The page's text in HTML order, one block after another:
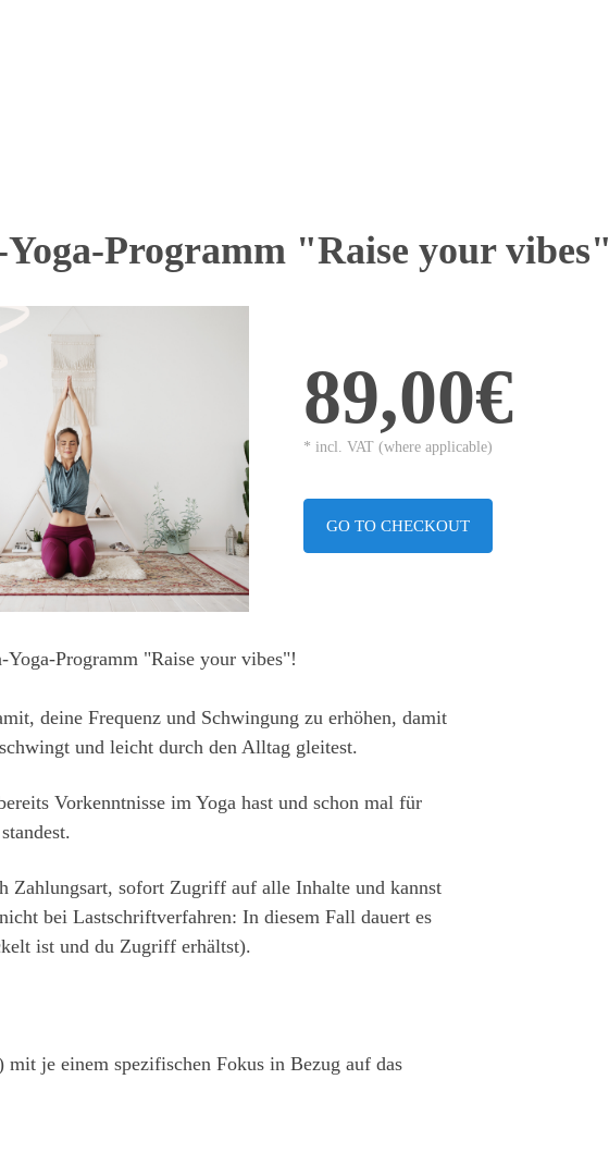
Programm "Raise your vibes"
89,00€
* incl. VAT (where applicable)
GO TO CHECKOUT
Programm "Raise your vibes"!
deine Frequenz und Schwingung zu erhöhen, damit
und leicht durch den Alltag gleitest.
Vorkenntnisse im Yoga hast und schon mal für
Zahlungsart, sofort Zugriff auf alle Inhalte und kannst
bei Lastschriftverfahren: In diesem Fall dauert es
ist und du Zugriff erhältst).
je einem spezifischen Fokus in Bezug auf das